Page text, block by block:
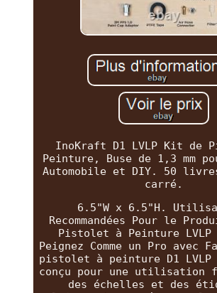
InoKraft D1 LVLP Kit de
Peinture, Buse de 1,3 mm
Automobile et DIY. 50
carré.
6.5"W x 6.5"H.
Recommandées Pour le
Pistolet à Peinture LVLP
Peignez Comme un Pro
pistolet à peinture D1
conçu pour une utilisation
des échelles et des